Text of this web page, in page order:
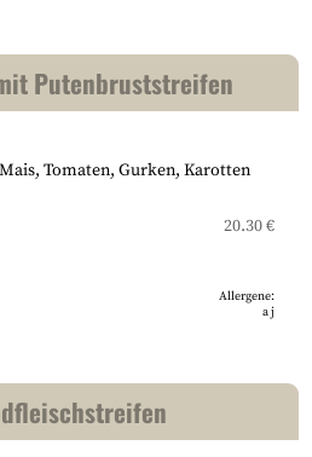
Putenbruststreifen
Tomaten, Gurken, Karotten
20.30 €
Allergene:
aj